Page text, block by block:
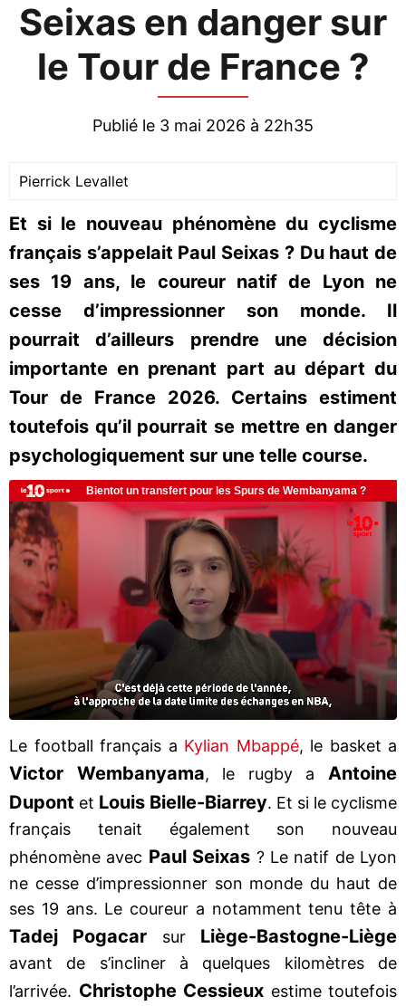
Seixas en danger sur
le Tour de France ?
Publié le 3 mai 2026 à 22h35
Pierrick Levallet
Et si le nouveau phénomène du cyclisme
français s’appelait Paul Seixas ? Du haut de
ses 19 ans, le coureur natif de Lyon ne
cesse d’impressionner son monde. Il
pourrait d’ailleurs prendre une décision
importante en prenant part au départ du
Tour de France 2026. Certains estiment
toutefois qu’il pourrait se mettre en danger
psychologiquement sur une telle course.
Le football français a Kylian Mbappé, le basket a
Victor Wembanyama, le rugby a Antoine
Dupont et Louis Bielle-Biarrey. Et si le cyclisme
français tenait également son nouveau
phénomène avec Paul Seixas ? Le natif de Lyon
ne cesse d’impressionner son monde du haut de
ses 19 ans. Le coureur a notamment tenu tête à
Tadej Pogacar sur Liège-Bastogne-Liège
avant de s’incliner à quelques kilomètres de
l’arrivée. Christophe Cessieux estime toutefois